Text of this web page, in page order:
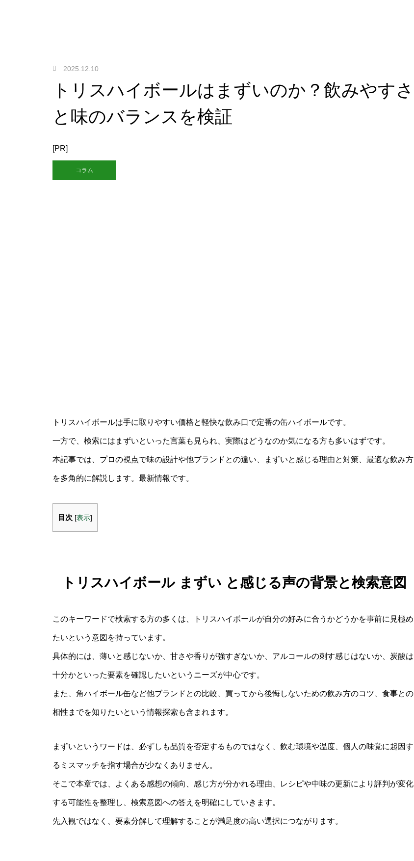
2025.12.10
トリスハイボールはまずいのか？飲みやすさ
と味のバランスを検証
[PR]
コラム
トリスハイボールは手に取りやすい価格と軽快な飲み口で定番の缶ハイボールです。
一方で、検索にはまずいといった言葉も見られ、実際はどうなのか気になる方も多いはずです。
本記事では、プロの視点で味の設計や他ブランドとの違い、まずいと感じる理由と対策、最適な飲み方
を多角的に解説します。最新情報です。
目次 [表示]
トリスハイボール まずい と感じる声の背景と検索意図
このキーワードで検索する方の多くは、トリスハイボールが自分の好みに合うかどうかを事前に見極め
たいという意図を持っています。
具体的には、薄いと感じないか、甘さや香りが強すぎないか、アルコールの刺す感じはないか、炭酸は
十分かといった要素を確認したいというニーズが中心です。
また、角ハイボール缶など他ブランドとの比較、買ってから後悔しないための飲み方のコツ、食事との
相性までを知りたいという情報探索も含まれます。
まずいというワードは、必ずしも品質を否定するものではなく、飲む環境や温度、個人の味覚に起因す
るミスマッチを指す場合が少なくありません。
そこで本章では、よくある感想の傾向、感じ方が分かれる理由、レシピや中味の更新により評判が変化
する可能性を整理し、検索意図への答えを明確にしていきます。
先入観ではなく、要素分解して理解することが満足度の高い選択につながります。